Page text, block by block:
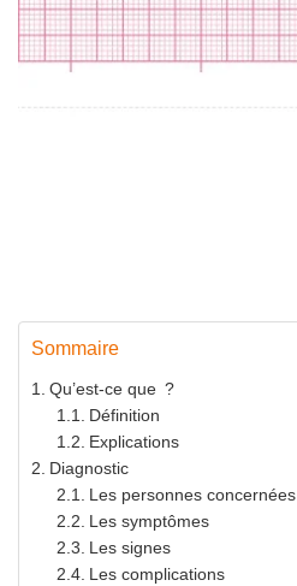
Sommaire
Qu’est-ce que ?
Définition
Explications
Diagnostic
Les personnes concernées
Les symptômes
Les signes
Les complications